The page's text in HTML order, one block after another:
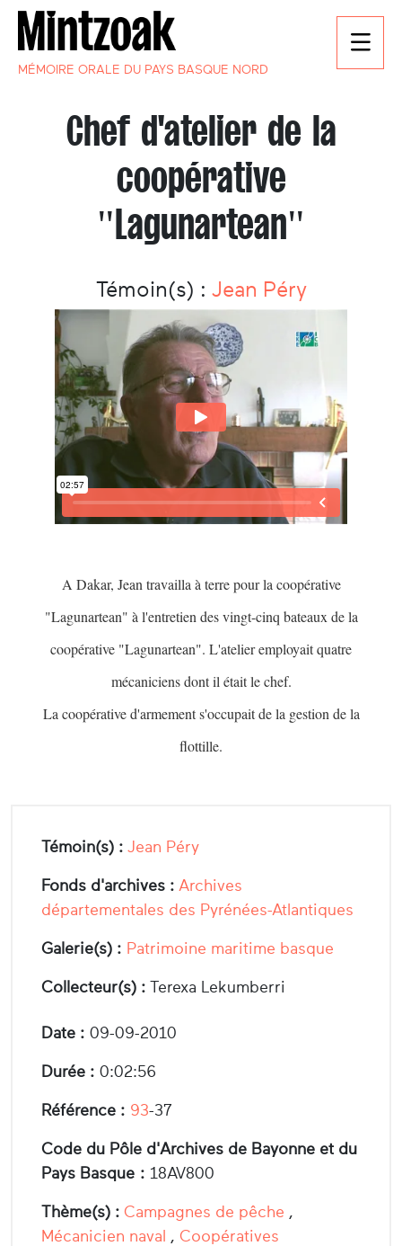
MÉMOIRE ORALE DU PAYS BASQUE NORD
Chef d'atelier de la
coopérative
"Lagunartean"
Témoin(s) : Jean Péry
A Dakar, Jean travailla à terre pour la coopérative
"Lagunartean" à l'entretien des vingt-cinq bateaux de la
coopérative "Lagunartean". L'atelier employait quatre
mécaniciens dont il était le chef.
La coopérative d'armement s'occupait de la gestion de la
flottille.
Témoin(s) : Jean Péry
Fonds d'archives : Archives
départementales des Pyrénées-Atlantiques
Galerie(s) : Patrimoine maritime basque
Collecteur(s) : Terexa Lekumberri
Date : 09-09-2010
Durée : 0:02:56
Référence : 93-37
Code du Pôle d'Archives de Bayonne et du
Pays Basque : 18AV800
Thème(s) : Campagnes de pêche ,
Mécanicien naval , Coopératives